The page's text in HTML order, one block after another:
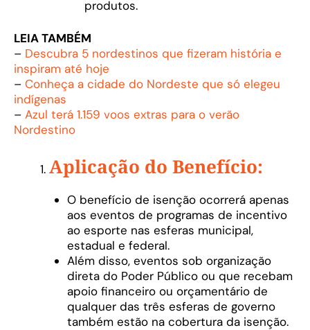
produtos.
LEIA TAMBÉM
– Descubra 5 nordestinos que fizeram história e
inspiram até hoje
– Conheça a cidade do Nordeste que só elegeu
indígenas
– Azul terá 1.159 voos extras para o verão
Nordestino
Aplicação do Benefício:
O benefício de isenção ocorrerá apenas
aos eventos de programas de incentivo
ao esporte nas esferas municipal,
estadual e federal.
Além disso, eventos sob organização
direta do Poder Público ou que recebam
apoio financeiro ou orçamentário de
qualquer das três esferas de governo
também estão na cobertura da isenção.